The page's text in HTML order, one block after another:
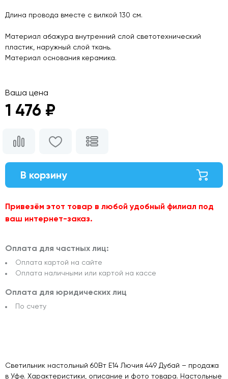
Длина провода вместе с вилкой 130 см.
Материал абажура внутренний слой светотехнический
пластик, наружный слой ткань.
Материал основания керамика.
Ваша цена
1 476 ₽
В корзину
Привезём этот товар в любой удобный филиал под
ваш интернет-заказ.
Оплата для частных лиц:
Оплата картой на сайте
Оплата наличными или картой на кассе
Оплата для юридических лиц
По счету
Светильник настольный 60Вт E14 Лючия 449 Дубай – продажа
в Уфе. Характеристики, описание и фото товара. Настольные